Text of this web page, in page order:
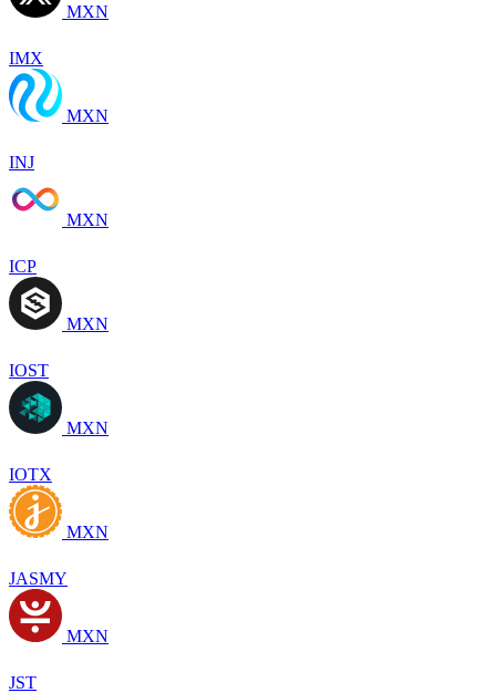
MXN
IMX
MXN
INJ
MXN
ICP
MXN
IOST
MXN
IOTX
MXN
JASMY
MXN
JST